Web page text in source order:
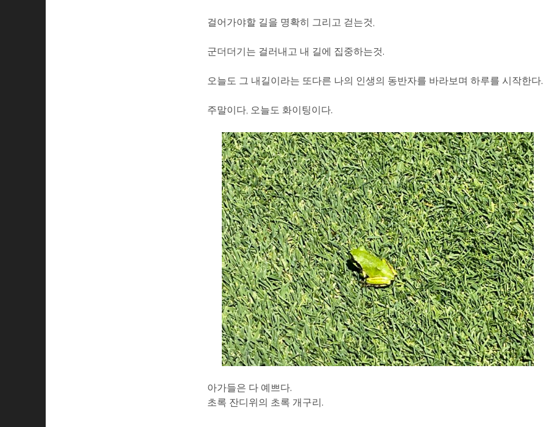
걸어가야할 길을 명확히 그리고 걷는것,
군더더기는 걸러내고 내 길에 집중하는것.
오늘도 그 내길이라는 또다른 나의 인생의 동반자를 바라보며 하루를 시작한다.
주말이다, 오늘도 화이팅이다.
아가들은 다 예쁘다.
초록 잔디위의 초록 개구리.